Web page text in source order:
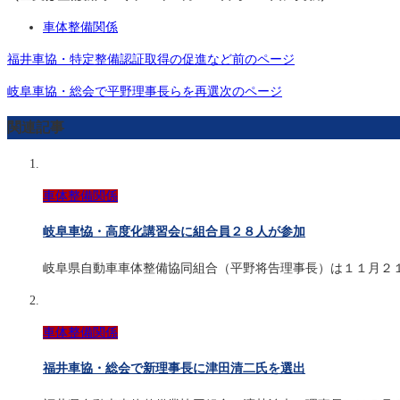
車体整備関係
福井車協・特定整備認証取得の促進など前のページ
岐阜車協・総会で平野理事長らを再選次のページ
関連記事
車体整備関係
岐阜車恊・高度化講習会に組合員２８人が参加
岐阜県自動車車体整備協同組合（平野将告理事長）は１１月２
車体整備関係
福井車協・総会で新理事長に津田清二氏を選出